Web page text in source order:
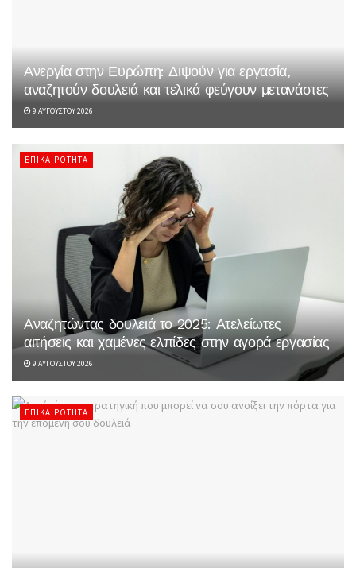
Ανεργία στην Ευρώπη: Διψούν για εργασία,
αναζητούν δουλειά και τελικά φεύγουν μετανάστες
9 ΑΥΓΟΎΣΤΟΥ 2026
ΕΠΙΚΑΙΡΌΤΗΤΑ
Αναζητώντας δουλειά το 2025: Ατελείωτες
αιτήσεις και χαμένες ελπίδες στην αγορά εργασίας
9 ΑΥΓΟΎΣΤΟΥ 2026
ΕΠΙΚΑΙΡΌΤΗΤΑ